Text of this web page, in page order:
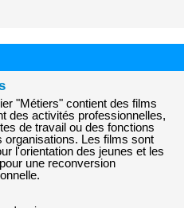
"Métiers" contient des films
des activités professionnelles,
de travail ou des fonctions
organisations. Les films sont
l'orientation des jeunes et les
une reconversion